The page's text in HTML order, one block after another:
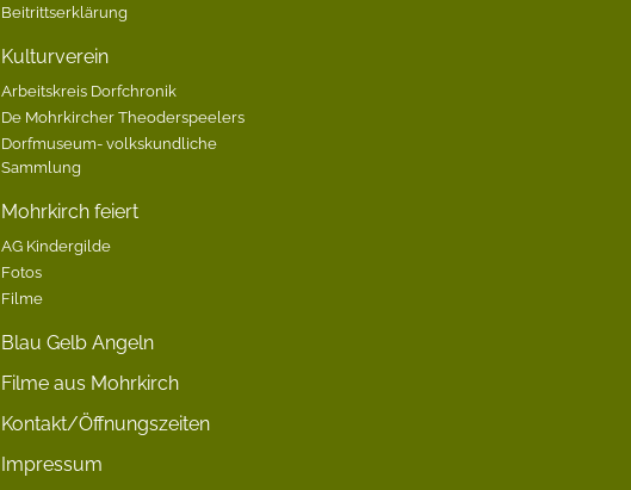
Beitrittserklärung
Kulturverein
Arbeitskreis Dorfchronik
De Mohrkircher Theoderspeelers
Dorfmuseum- volkskundliche
Sammlung
Mohrkirch feiert
AG Kindergilde
Fotos
Filme
Blau Gelb Angeln
Filme aus Mohrkirch
Kontakt/Öffnungszeiten
Impressum